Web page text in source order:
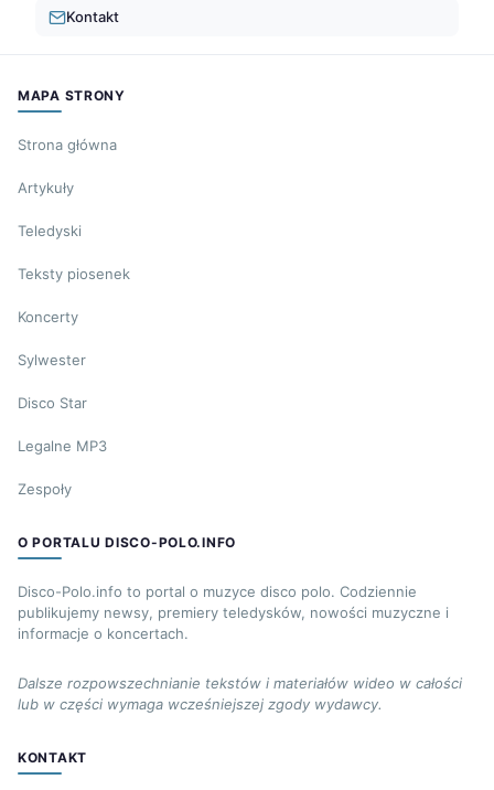
Kontakt
MAPA STRONY
Strona główna
Artykuły
Teledyski
Teksty piosenek
Koncerty
Sylwester
Disco Star
Legalne MP3
Zespoły
O PORTALU DISCO-POLO.INFO
Disco-Polo.info to portal o muzyce disco polo. Codziennie
publikujemy newsy, premiery teledysków, nowości muzyczne i
informacje o koncertach.
Dalsze rozpowszechnianie tekstów i materiałów wideo w całości
lub w części wymaga wcześniejszej zgody wydawcy.
KONTAKT